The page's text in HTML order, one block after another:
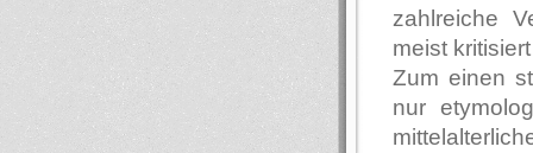
zahlreiche
meist
Zum einen
nur